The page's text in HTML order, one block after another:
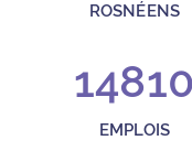
ROSNÉENS
14810
EMPLOIS